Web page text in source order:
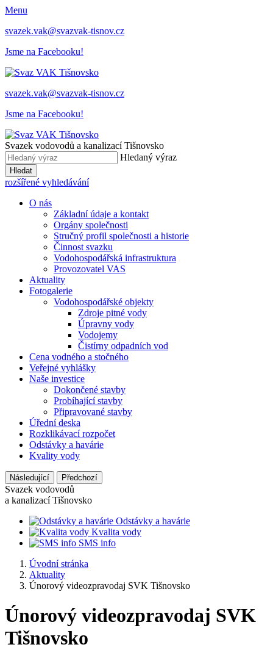
Menu
svazek.vak@svazvak-tisnov.cz
Jsme na Facebooku!
svazek.vak@svazvak-tisnov.cz
Jsme na Facebooku!
Svazek vodovodů a kanalizací Tišnovsko
Hledaný výraz
Hledat
rozšířené vyhledávání
O nás
Základní údaje a kontakt
Orgány společnosti
Stručný profil společnosti a historie
Činnost svazku
Vodohospodářská infrastruktura
Provozovatel VAS
Aktuality
Fotogalerie
Vodohospodářské objekty
Zdroje pitné vody
Úpravny vody
Vodojemy
Čistírny odpadních vod
Cena vodného a stočného
Veřejné vyhlášky
Naše investice
Dokončené stavby
Probíhající stavby
Připravované stavby
Úřední deska
Rozklikávací rozpočet
Odstávky a havárie
Kvality vody
Následující Předchozí
Svazek vodovodů
a kanalizací Tišnovsko
Odstávky a havárie
Kvalita vody
SMS info
Úvodní stránka
Aktuality
Únorový videozpravodaj SVK Tišnovsko
Únorový videozpravodaj SVK
Tišnovsko